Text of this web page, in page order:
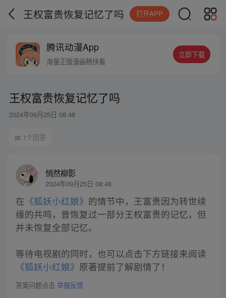
王权富贵恢复记忆了吗 打开APP
腾讯动漫App
海量正版漫画畅快看
立即下载
王权富贵恢复记忆了吗
2024年09月25日 08:48
1个回答
悄然柳影
2024年09月25日 08:48
在 《狐妖小红娘》 的情节中，王富贵因为转世续
缘的共鸣，曾恢复过一部分王权富贵的记忆，但
并未恢复全部记忆。
等待电视剧的同时，也可以点击下方链接来阅读
《狐妖小红娘》 原著提前了解剧情了！
答案问题点击 举报反馈